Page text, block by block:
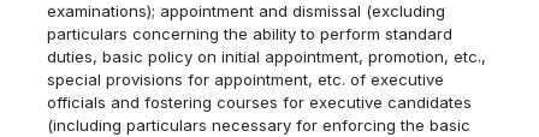
examinations); appointment and dismissal (excluding
particulars concerning the ability to perform standard
duties, basic policy on initial appointment, promotion, etc.,
special provisions for appointment, etc. of executive
officials and fostering courses for executive candidates
(including particulars necessary for enforcing the basic